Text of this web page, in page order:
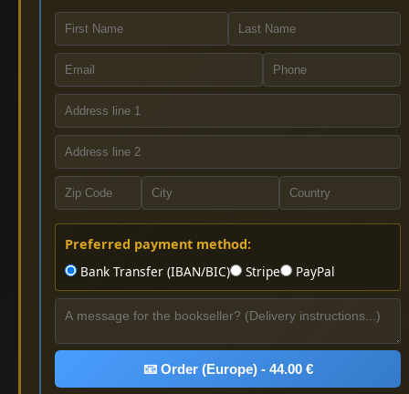
Preferred payment method:
Bank Transfer (IBAN/BIC)
Stripe PayPal
📧 Order (Europe) - 44.00 €